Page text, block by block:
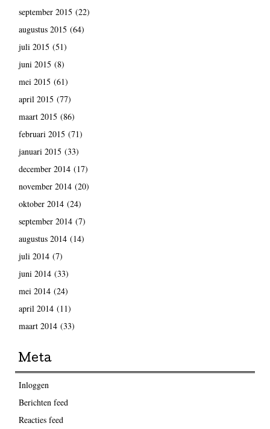
september 2015 (22)
augustus 2015 (64)
juli 2015 (51)
juni 2015 (8)
mei 2015 (61)
april 2015 (77)
maart 2015 (86)
februari 2015 (71)
januari 2015 (33)
december 2014(17)
november 2014(20)
oktober 2014(24)
september 2014(7)
augustus 2014(14)
juli 2014(7)
juni 2014(33)
mei 2014(24)
april 2014(11)
maart 2014(33)
Meta
Inloggen
Berichten feed
Reacties feed